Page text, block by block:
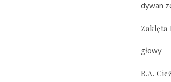
dywan
Zaklęta
głowy
R.A.